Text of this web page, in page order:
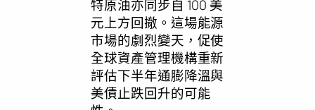
特原油亦同步自 100 美
元上方回撤。這場能源
市場的劇烈變天，促使
全球資產管理機構重新
評估下半年通膨降溫與
美債止跌回升的可能